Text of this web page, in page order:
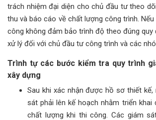
trách nhiệm đại diện cho chủ đầu tư theo
thu và báo cáo về chất lượng công trình.
công không đảm bảo trình độ theo đúng quy
xử lý đối với chủ đầu tư công trình và các
Trình tự các bước kiểm tra quy trình
xây dựng
Sau khi xác nhận được hồ sơ thiết kế,
sát phải lên kế hoạch nhằm triển
chất lượng khi thi công. Các giám